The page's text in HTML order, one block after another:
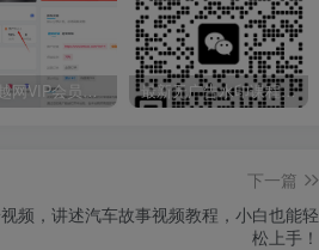
最新无广告水印课程资源 长期更新
下一篇
频，讲述汽车故事视频教程，小白也能轻
松上手！